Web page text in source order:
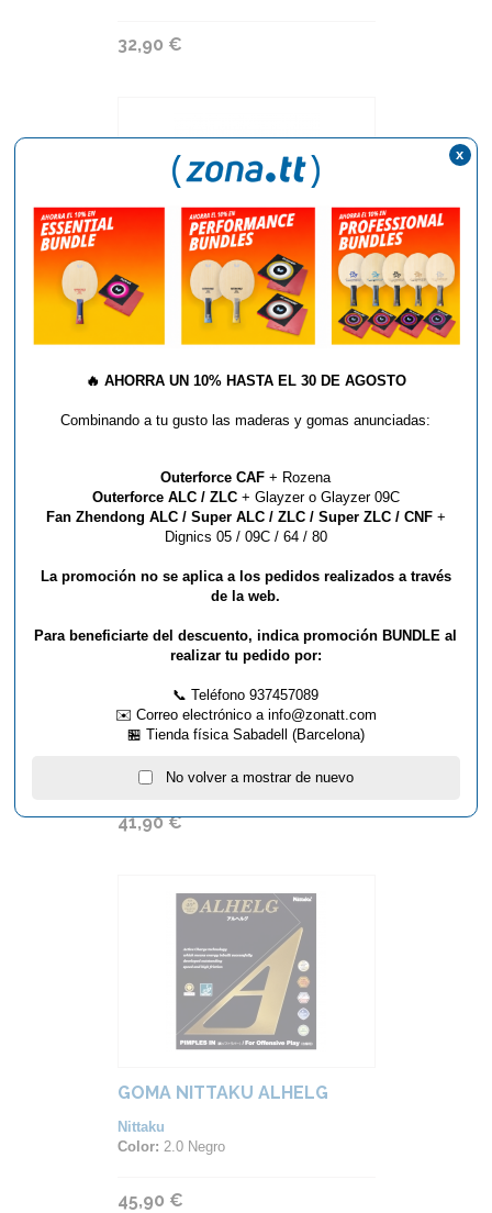
32,90 €
PELOTA NITTAKU JAPAN
STAR 40+ ( 24UD )
Nittaku
41,90 €
GOMA NITTAKU MORISTO SP
Nittaku
Grosor:1.8, 2.0, Max
41,90 €
GOMA NITTAKU ALHELG
Nittaku
Color: 2.0 Negro
45,90 €
🔥 AHORRA UN 10% HASTA EL 30 DE AGOSTO
Combinando a tu gusto las maderas y gomas anunciadas:
Outerforce CAF + Rozena
Outerforce ALC / ZLC+ Glayzer o Glayzer 09C
Fan Zhendong ALC / Super ALC / ZLC / Super ZLC / CNF+
Dignics 05 / 09C / 64 / 80
La promoción no se aplica a los pedidos realizados a través
de la web.
Para beneficiarte del descuento, indica promoción BUNDLE al
realizar tu pedido por:
📞 Teléfono 937457089
✉️ Correo electrónico a info@zonatt.com
🏪 Tienda física Sabadell (Barcelona)
No volver a mostrar de nuevo
x